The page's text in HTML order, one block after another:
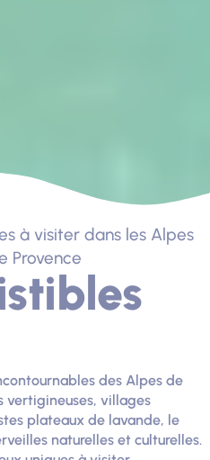
à visiter dans les Alpes
Provence
des Alpes de
vertigineuses, villages
plateaux de lavande, le
naturelles et culturelles.